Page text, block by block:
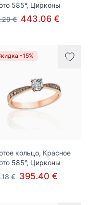
585°, Цирконы
€ 443.06 €
-15%
кольцо, Красное
585°, Цирконы
€ 395.40 €